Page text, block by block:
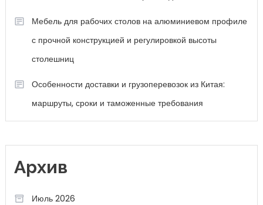
Мебель для рабочих столов на алюминиевом профиле
с прочной конструкцией и регулировкой высоты
столешниц
Особенности доставки и грузоперевозок из Китая:
маршруты, сроки и таможенные требования
Архив
Июль 2026